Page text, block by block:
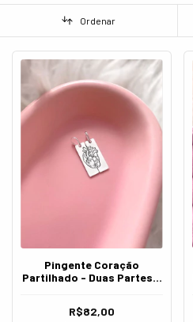
Ordenar
Pingente Coração
Partilhado - Duas Partes -
R$82,00